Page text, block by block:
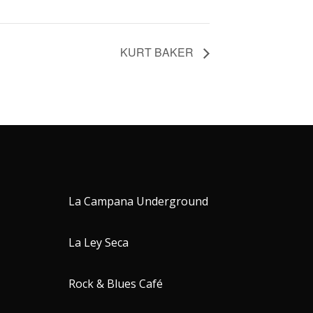
KURT BAKER
La Campana Underground
La Ley Seca
Rock & Blues Café